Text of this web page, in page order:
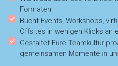
Formaten
Bucht Events, Workshops,
Offsites in wenigen Klicks an
Gestaltet Eure Teamkultur
gemeinsamen Momente in